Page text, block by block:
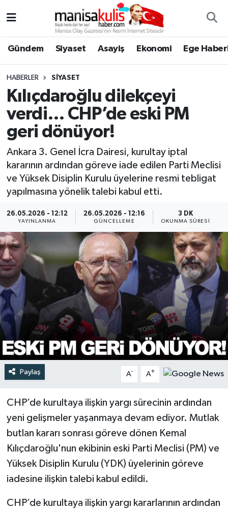
Gündem Siyaset Asayiş Ekonomi Ege
HABERLER SIYASET
Kılıçdaroğlu dilekçeyi
verdi… CHP’de eski PM
geri dönüyor!
Ankara 3. Genel İcra Dairesi, kurultay iptal
kararının ardından göreve iade edilen Parti Meclisi
ve Yüksek Disiplin Kurulu üyelerine resmi tebligat
yapılmasına yönelik talebi kabul etti.
26.05.2026 - 12:12
YAYINLANMA
26.05.2026 - 12:16
GÜNCELLEME
3 DK
OKUNMA SÜRESI
Paylaş A- A+
CHP’de kurultaya ilişkin yargı sürecinin ardından
yeni gelişmeler yaşanmaya devam ediyor. Mutlak
butlan kararı sonrası göreve dönen Kemal
Kılıçdaroğlu'nun ekibinin eski Parti Meclisi (PM) ve
Yüksek Disiplin Kurulu (YDK) üyelerinin göreve
iadesine ilişkin talebi kabul edildi.
CHP’de kurultaya ilişkin yargı kararlarının ardından
Ege Haberleri
Ekonomi
Genel
Resmi İlan
Siyaset
Spor
Türkiye
Yaşam
Yunusemre Hava Durumu
Yunusemre Trafik Yoğunluk Haritası
Süper Lig Puan Durumu ve Fikstür
Tüm Manşetler
Son Dakika Haberleri
Haber Arşivi